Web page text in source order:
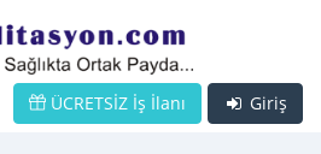
Giriş
ÜCRETSİZ İş İlanı